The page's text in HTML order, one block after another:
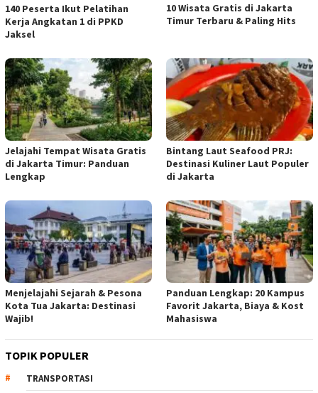
140 Peserta Ikut Pelatihan
Kerja Angkatan 1 di PPKD
Jaksel
10 Wisata Gratis di Jakarta
Timur Terbaru & Paling Hits
Jelajahi Tempat Wisata Gratis
di Jakarta Timur: Panduan
Lengkap
Bintang Laut Seafood PRJ:
Destinasi Kuliner Laut Populer
di Jakarta
Menjelajahi Sejarah & Pesona
Kota Tua Jakarta: Destinasi
Wajib!
Panduan Lengkap: 20 Kampus
Favorit Jakarta, Biaya & Kost
Mahasiswa
TOPIK POPULER
TRANSPORTASI